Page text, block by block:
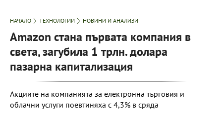
НАЧАЛО ТЕХНОЛОГИИ НОВИНИ И АНАЛИЗИ
Amazon стана първата компания в
света, загубила 1 трлн. долара
пазарна капитализация
Акциите на компанията за електронна търговия и
облачни услуги поевтиняха с 4,3% в сряда